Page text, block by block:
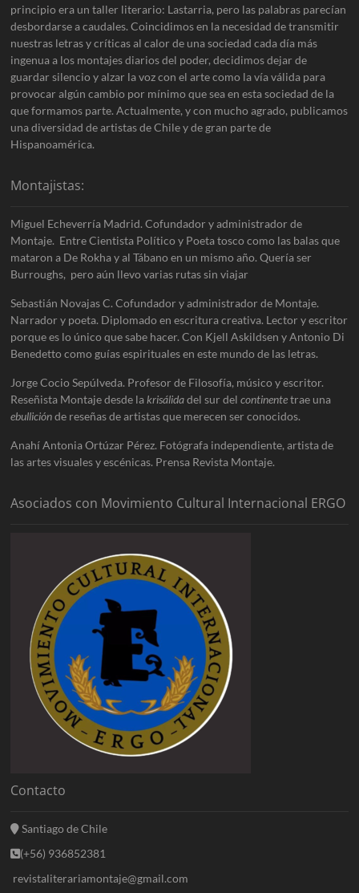
principio era un taller literario: Lastarria, pero las palabras parecían
desbordarse a caudales. Coincidimos en la necesidad de transmitir
nuestras letras y críticas al calor de una sociedad cada día más
ingenua a los montajes diarios del poder, decidimos dejar de
guardar silencio y alzar la voz con el arte como la vía válida para
provocar algún cambio por mínimo que sea en esta sociedad de la
que formamos parte. Actualmente, y con mucho agrado, publicamos
una diversidad de artistas de Chile y de gran parte de
Hispanoamérica.
Montajistas:
Miguel Echeverría Madrid. Cofundador y administrador de
Montaje. Entre Cientista Político y Poeta tosco como las balas que
mataron a De Rokha y al Tábano en un mismo año. Quería ser
Burroughs, pero aún llevo varias rutas sin viajar
Sebastián Novajas C. Cofundador y administrador de Montaje.
Narrador y poeta. Diplomado en escritura creativa. Lector y escritor
porque es lo único que sabe hacer. Con Kjell Askildsen y Antonio Di
Benedetto como guías espirituales en este mundo de las letras.
Jorge Cocio Sepúlveda. Profesor de Filosofía, músico y escritor.
Reseñista Montaje desde lakrisálidadel sur delcontinentetrae una
ebulliciónde reseñas de artistas que merecen ser conocidos.
Anahí Antonia Ortúzar Pérez. Fotógrafa independiente, artista de
las artes visuales y escénicas. Prensa Revista Montaje.
Asociados con Movimiento Cultural Internacional ERGO
Contacto
Santiago de Chile
(+56) 936852381
revistaliterariamontaje@gmail.com